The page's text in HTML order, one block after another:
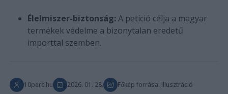
Élelmiszer-biztonság: A petíció célja a magyar
termékek védelme a bizonytalan eredetű
importtal szemben.
10perc.hu 2026. 01. 28. Főkép forrása: Illusztráció